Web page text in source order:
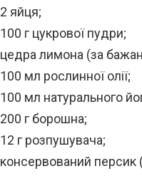
2 яйця;
100 г цукрової пудри;
цедра лимона (за
100 мл рослинної олії;
100 мл натурального
200 г борошна;
12 г розпушувача;
консервований персик